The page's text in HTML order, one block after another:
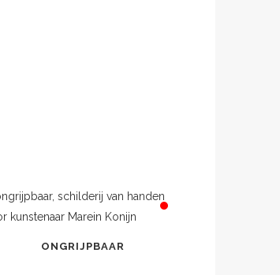
ONGRIJPBAAR